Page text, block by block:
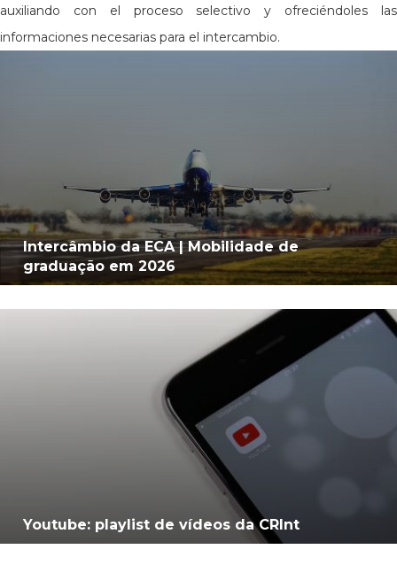
auxiliando con el proceso selectivo y ofreciéndoles las
informaciones necesarias para el intercambio.
Intercâmbio da ECA | Mobilidade de
graduação em 2026
Youtube: playlist de vídeos da CRInt